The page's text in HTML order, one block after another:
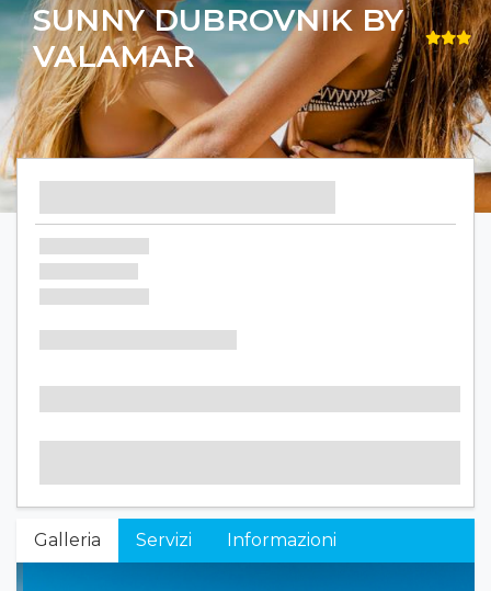
SUNNY DUBROVNIK BY
VALAMAR
Galleria Servizi Informazioni